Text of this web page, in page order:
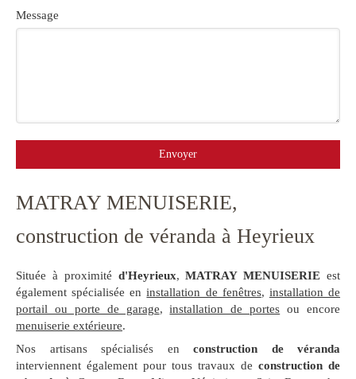
Message
Envoyer
MATRAY MENUISERIE,
construction de véranda à Heyrieux
Située à proximité d'Heyrieux,MATRAY MENUISERIE est
également spécialisée eninstallation de fenêtres, installation de
portail ou porte de garage,installation de portes ou encore
menuiserie extérieure.
Nos artisans spécialisés en construction de véranda
interviennent également pour tous travaux de construction de